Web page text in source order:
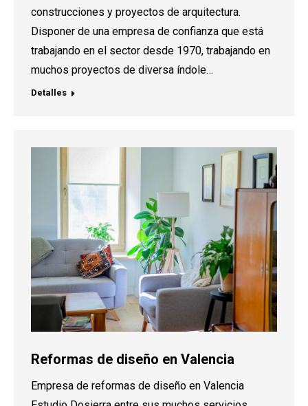
construcciones y proyectos de arquitectura.
Disponer de una empresa de confianza que está
trabajando en el sector desde 1970, trabajando en
muchos proyectos de diversa índole…
Detalles
Reformas de diseño en Valencia
Empresa de reformas de diseño en Valencia